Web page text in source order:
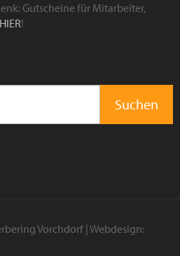
Gutscheine für Mitarbeiter,
HIER!
Vorchdorf | Webdesign: